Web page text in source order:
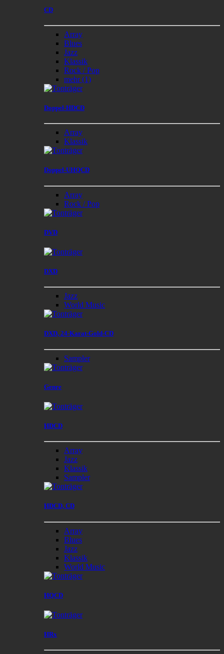
CD
Array
Blues
Jazz
Klassik
Rock / Pop
mehr(1)
Doppel-HDCD
Array
Klassik
Doppel-UHQCD
Array
Rock / Pop
DVD
DXD
Jazz
World Music
DXD, 24-Karat-Gold-CD
Sampler
Genre
HDCD
Array
Jazz
Klassik
Sampler
HDCD, CD
Array
Blues
Jazz
Klassik
World Music
HQCD
HRx